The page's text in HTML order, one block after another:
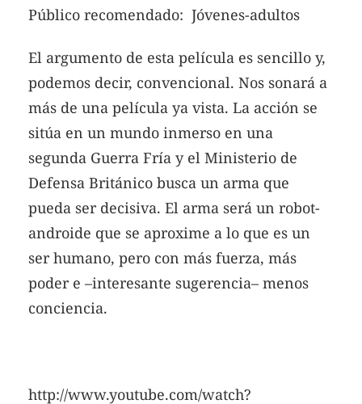
Público recomendado: Jóvenes-adultos
El argumento de esta película es sencillo y,
podemos decir, convencional. Nos sonará a
más de una película ya vista. La acción se
sitúa en un mundo inmerso en una
segunda Guerra Fría y el Ministerio de
Defensa Británico busca un arma que
pueda ser decisiva. El arma será un robot-
androide que se aproxime a lo que es un
ser humano, pero con más fuerza, más
poder e –interesante sugerencia– menos
conciencia.
http://www.youtube.com/watch?